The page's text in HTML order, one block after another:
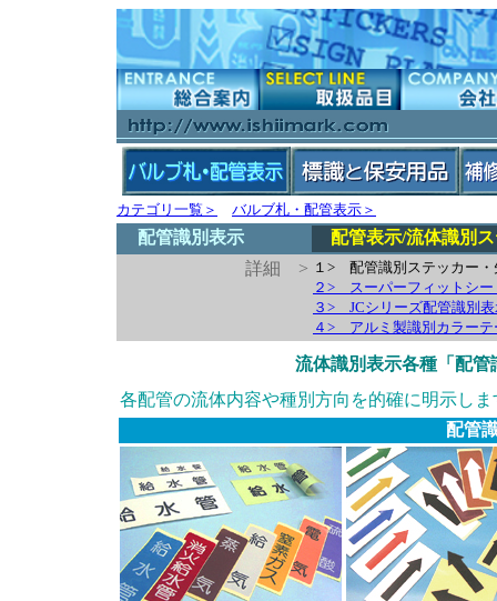
カテゴリ一覧＞ バルブ札・配管表示＞
配管識別表示
配管表示/流体識別
詳細 > １> 配管識別ステッカー・
２> スーパーフィットシー
３> JCシリーズ配管識別
４> アルミ製識別カラーテ
流体識別表示各種「配
各配管の流体内容や種別 方向を的確に明示しま
配管